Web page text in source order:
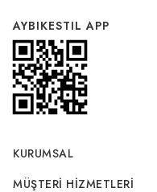
AYBIKESTIL APP
KURUMSAL
MÜŞTERI HIZMETLERI